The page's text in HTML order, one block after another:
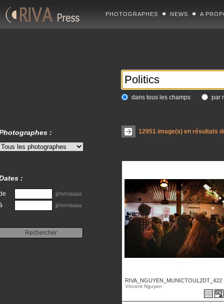
PHOTOGRAPHES NEWS A
dans tous les champs par
12951image(s) en résultats
RIVA_NGUYEN_MUNICTOUL2DT_422
Vincent Nguyen
:
:
jj/mm/aaaa
jj/mm/aaaa